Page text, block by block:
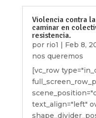
Violencia contra
caminar en
resistencia.
por rio1 | Feb 8,
nos queremos
[vc_row
text_align="left"